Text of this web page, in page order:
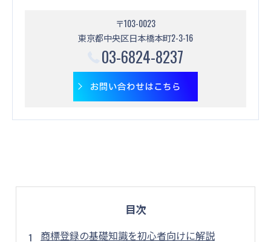
〒103-0023
東京都中央区日本橋本町2-3-16
03-6824-8237
お問い合わせはこちら
目次
商標登録の基礎知識を初心者向けに解説